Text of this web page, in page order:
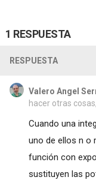
1 RESPUESTA
RESPUESTA
Valero Angel
hacer otras
Cuando una
uno de ellos n o
función con
sustituyen las